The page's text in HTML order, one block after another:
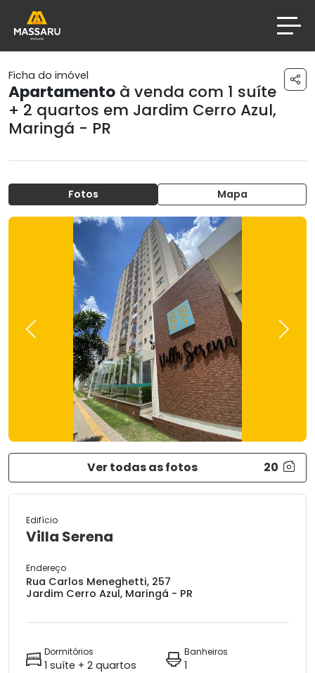
Ficha do imóvel
Apartamento à venda com 1 suíte
+ 2 quartos em Jardim Cerro Azul,
Maringá - PR
Fotos Mapa
Previous Next
Ver todas as fotos 20
Edifício
Villa Serena
Endereço
Rua Carlos Meneghetti, 257
Jardim Cerro Azul, Maringá - PR
Dormitórios
1 suíte + 2 quartos
Banheiros
1